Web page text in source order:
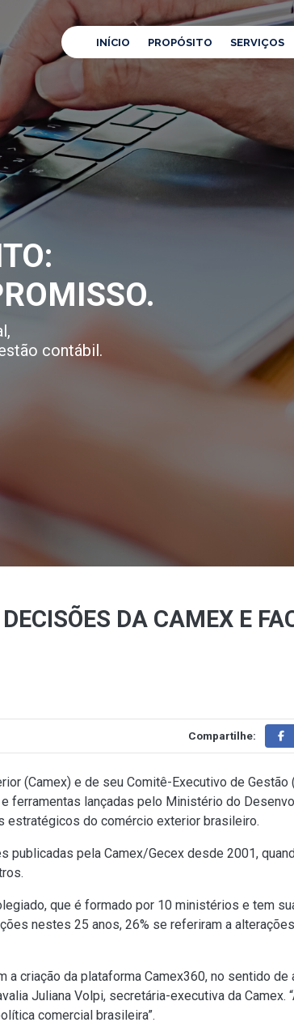
INÍCIO PROPÓSITO SERVIÇOS
contábil.
DA CAMEX E
Compartilhe:
(Camex) e de seu Comitê-Executivo de
ferramentas lançadas pelo Ministério do
estratégicos do comércio exterior brasileiro.
pela Camex/Gecex desde 2001,
que é formado por 10 ministérios e tem
nestes 25 anos, 26% se referiram a
a criação da plataforma Camex360, no sentido
Juliana Volpi, secretária-executiva da Camex.
comercial brasileira”.